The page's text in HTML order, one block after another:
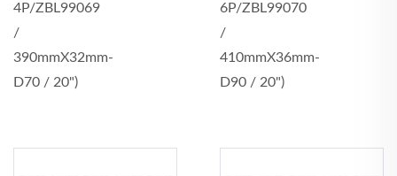
4P/ZBL99069
/
390mmX32mm-
D70 / 20")
6P/ZBL99070
/
410mmX36mm-
D90 / 20")